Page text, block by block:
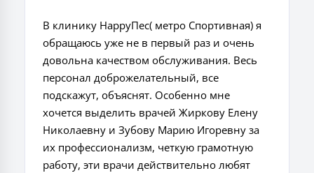
В клинику HappyПес( метро Спортивная) я
обращаюсь уже не в первый раз и очень
довольна качеством обслуживания. Весь
персонал доброжелательный, все
подскажут, объяснят. Особенно мне
хочется выделить врачей Жиркову Елену
Николаевну и Зубову Марию Игоревну за
их профессионализм, четкую грамотную
работу, эти врачи действительно любят